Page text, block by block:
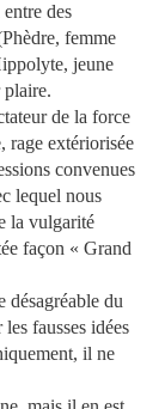
des
femme
jeune
de la force
rage extériorisée
convenues
lequel nous
la vulgarité
façon « Grand
désagréable du
fausses idées
il ne